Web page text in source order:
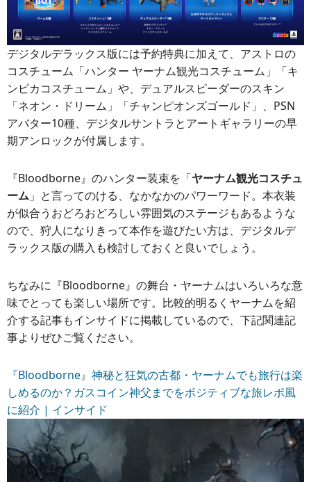
デジタルデラックス版には予約特典に加えて、アストロの
コスチューム「ハンター ヤーナム観光コスチューム」「キ
ンピカコスチューム」や、デュアルスピーダーのスキン
「ネオン・ドリーム」「チャンピオンズゴールド」、PSN
アバター10種、デジタルサントラとアートギャラリーの早
期アンロックが付属します。
『Bloodborne』のハンター装束を「ヤーナム観光コスチュ
ーム 」と言ってのける、なかなかのパワーワード。本衣装
が似合うおどろおどろしい雰囲気のステージもあるような
ので、狩人になりきって本作を遊びたい方は、デジタルデ
ラックス版の購入も検討しておくと良いでしょう。
ちなみに『Bloodborne』の舞台・ヤーナムはいろいろな意
味でとっても楽しい場所です。比較的明るくヤーナムを紹
介する記事もインサイドに掲載しているので、下記関連記
事よりぜひご覧ください。
『Bloodborne』神秘と狂気の古都・ヤーナムでも旅行は楽
しめるのか？ガスコイン神父までをポジティブな旅レポ風
に紹介 | インサイド